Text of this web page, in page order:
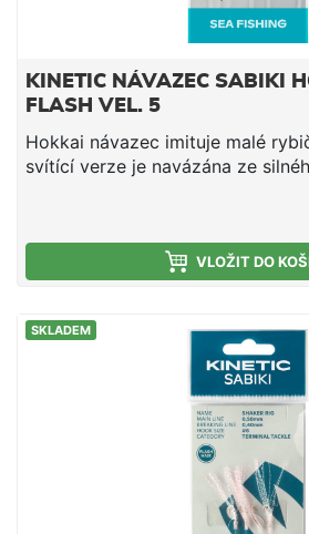
KINETIC NÁVAZEC SABIKI
FLASH VEL. 5
Hokkai návazec imituje malé
svítící verze je navázána ze
vlasec Zlaté chemicky ostřené
vlas/silikonová hlava Cílová
nástražní ryby Háček #5, délka
mm
VLOŽIT DO
SKLADEM